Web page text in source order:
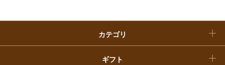
カテゴリ
ギフト
福袋